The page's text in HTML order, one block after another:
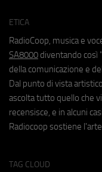
ETICA
RadioCoop, musica e
SA8000 diventando così
della comunicazione e
Dal punto di vista
ascolta tutto quello che
recensisce, e in alcuni
Radiocoop sostiene
TAG CLOUD